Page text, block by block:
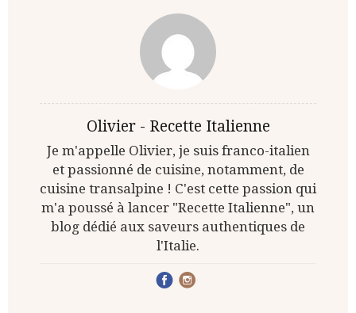
Olivier - Recette Italienne
Je m'appelle Olivier, je suis franco-italien
et passionné de cuisine, notamment, de
cuisine transalpine ! C'est cette passion qui
m'a poussé à lancer "Recette Italienne", un
blog dédié aux saveurs authentiques de
l'Italie.